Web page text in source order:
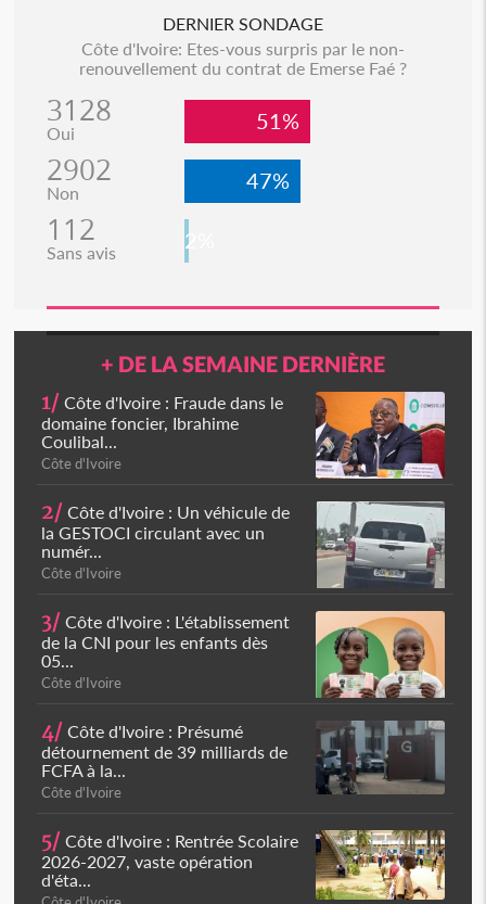
DERNIER SONDAGE
Côte d'Ivoire: Etes-vous surpris par le non-
renouvellement du contrat de Emerse Faé ?
3128
Oui 51%
2902
Non 47%
112
Sans avis 2%
+ DE LA SEMAINE DERNIÈRE
1/ Côte d'Ivoire : Fraude dans le
domaine foncier, Ibrahime
Coulibal...
Côte d'Ivoire
2/ Côte d'Ivoire : Un véhicule de
la GESTOCI circulant avec un
numér...
Côte d'Ivoire
3/ Côte d'Ivoire : L'établissement
de la CNI pour les enfants dès
05...
Côte d'Ivoire
4/ Côte d'Ivoire : Présumé
détournement de 39 milliards de
FCFA à la...
Côte d'Ivoire
5/ Côte d'Ivoire : Rentrée Scolaire
2026-2027, vaste opération
d'éta...